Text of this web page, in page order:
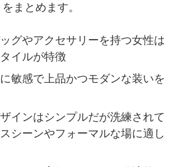
まとめます。
グやアクセサリーを持つ女性は
イルが特徴
敏感で上品かつモダンな装いを
インはシンプルだが洗練されて
シーンやフォーマルな場に適し